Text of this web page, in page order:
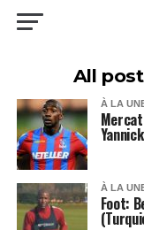
All
À LA
À LA
Foot: